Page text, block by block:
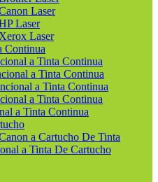
Laser
Laser
Laser
Continua
a Tinta Continua
a Tinta Continua
a Tinta Continua
a Tinta Continua
a Tinta Continua
a Cartucho De Tinta
a Tinta De Cartucho